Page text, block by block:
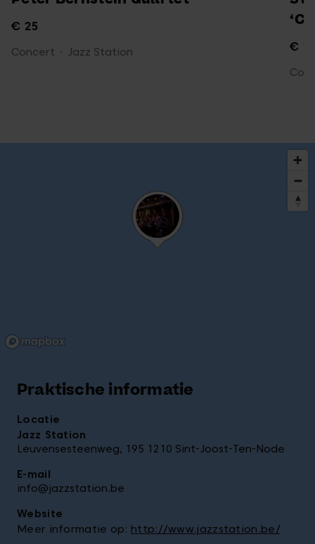
€ 25
Concert Jazz Station €
Praktische informatie
Locatie
Jazz Station
Leuvensesteenweg, 195 1210 Sint-Joost-Ten-Node
E-mail
info@jazzstation.be
Website
Meer informatie op: http://www.jazzstation.be/